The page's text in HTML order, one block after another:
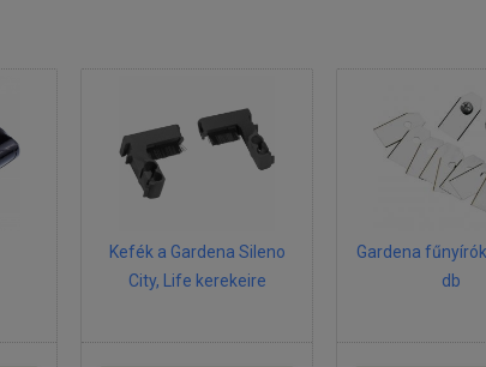
Kefék a Gardena Sileno
City, Life kerekeire
Gardena
db